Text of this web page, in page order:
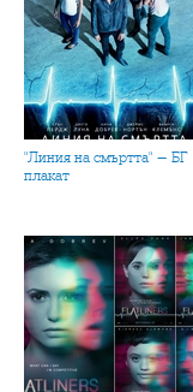
"Линия на смъртта" - БГ
плакат